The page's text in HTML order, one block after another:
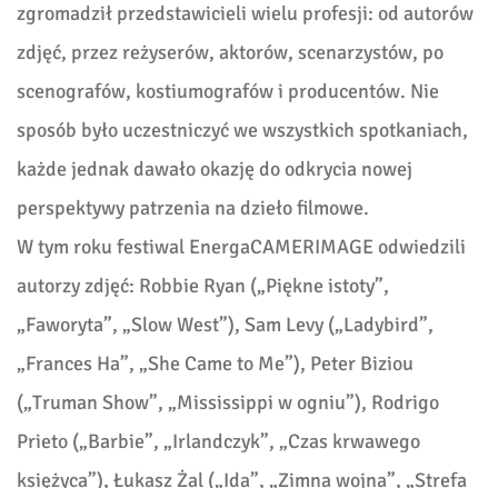
zgromadził przedstawicieli wielu profesji: od autorów
zdjęć, przez reżyserów, aktorów, scenarzystów, po
scenografów, kostiumografów i producentów. Nie
sposób było uczestniczyć we wszystkich spotkaniach,
każde jednak dawało okazję do odkrycia nowej
perspektywy patrzenia na dzieło filmowe.
W tym roku festiwal EnergaCAMERIMAGE odwiedzili
autorzy zdjęć: Robbie Ryan („Piękne istoty”,
„Faworyta”, „Slow West”), Sam Levy („Ladybird”,
„Frances Ha”, „She Came to Me”), Peter Biziou
(„Truman Show”, „Mississippi w ogniu”), Rodrigo
Prieto („Barbie”, „Irlandczyk”, „Czas krwawego
księżyca”), Łukasz Żal („Ida”, „Zimna wojna”, „Strefa